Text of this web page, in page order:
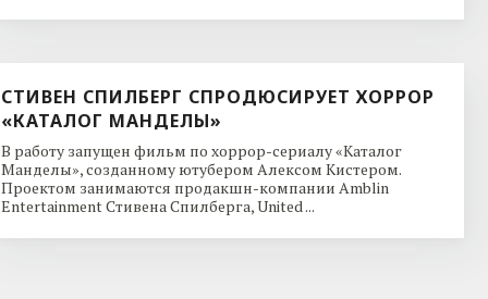
СТИВЕН СПИЛБЕРГ СПРОДЮСИРУЕТ ХОРРОР
«КАТАЛОГ МАНДЕЛЫ»
В работу запущен фильм по хоррор-сериалу «Каталог
Манделы», созданному ютубером Алексом Кистером.
Проектом занимаются продакшн-компании Amblin
Entertainment Стивена Спилберга, United ...